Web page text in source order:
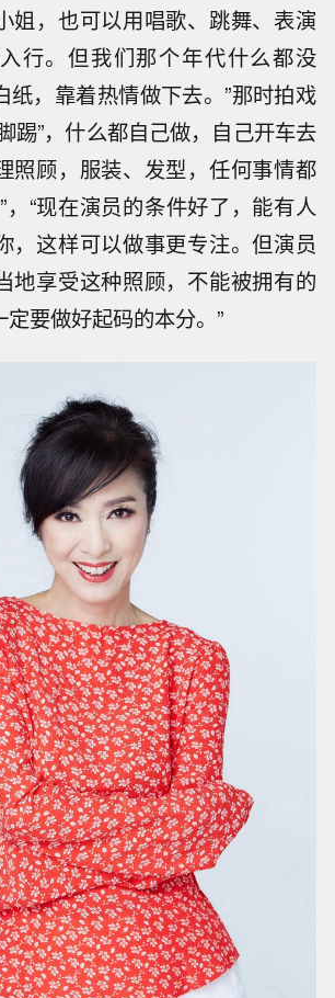
姐，也可以用唱歌、跳舞、表演
行。但我们那个年代什么都没
纸，靠着热情做下去。”那时拍戏
踢”，什么都自己做，自己开车去
照顾，服装、发型，任何事情都
，“现在演员的条件好了，能有人
，这样可以做事更专注。但演员
地享受这种照顾，不能被拥有的
要做好起码的本分。”